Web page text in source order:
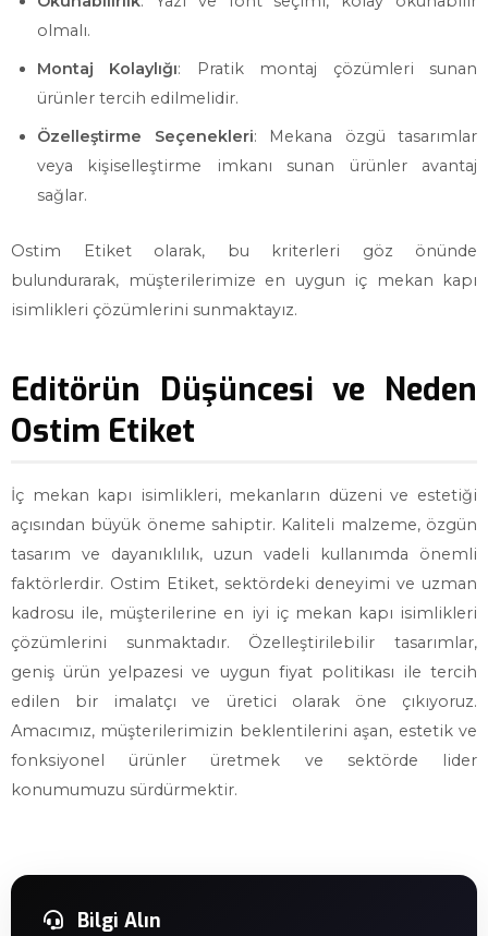
olmalı.
Montaj Kolaylığı: Pratik montaj çözümleri sunan
ürünler tercih edilmelidir.
Özelleştirme Seçenekleri: Mekana özgü tasarımlar
veya kişiselleştirme imkanı sunan ürünler avantaj
sağlar.
Ostim Etiket olarak, bu kriterleri göz önünde
bulundurarak, müşterilerimize en uygun iç mekan kapı
isimlikleri çözümlerini sunmaktayız.
Editörün Düşüncesi ve Neden
Ostim Etiket
İç mekan kapı isimlikleri, mekanların düzeni ve estetiği
açısından büyük öneme sahiptir. Kaliteli malzeme, özgün
tasarım ve dayanıklılık, uzun vadeli kullanımda önemli
faktörlerdir. Ostim Etiket, sektördeki deneyimi ve uzman
kadrosu ile, müşterilerine en iyi iç mekan kapı isimlikleri
çözümlerini sunmaktadır. Özelleştirilebilir tasarımlar,
geniş ürün yelpazesi ve uygun fiyat politikası ile tercih
edilen bir imalatçı ve üretici olarak öne çıkıyoruz.
Amacımız, müşterilerimizin beklentilerini aşan, estetik ve
fonksiyonel ürünler üretmek ve sektörde lider
konumumuzu sürdürmektir.
Bilgi Alın